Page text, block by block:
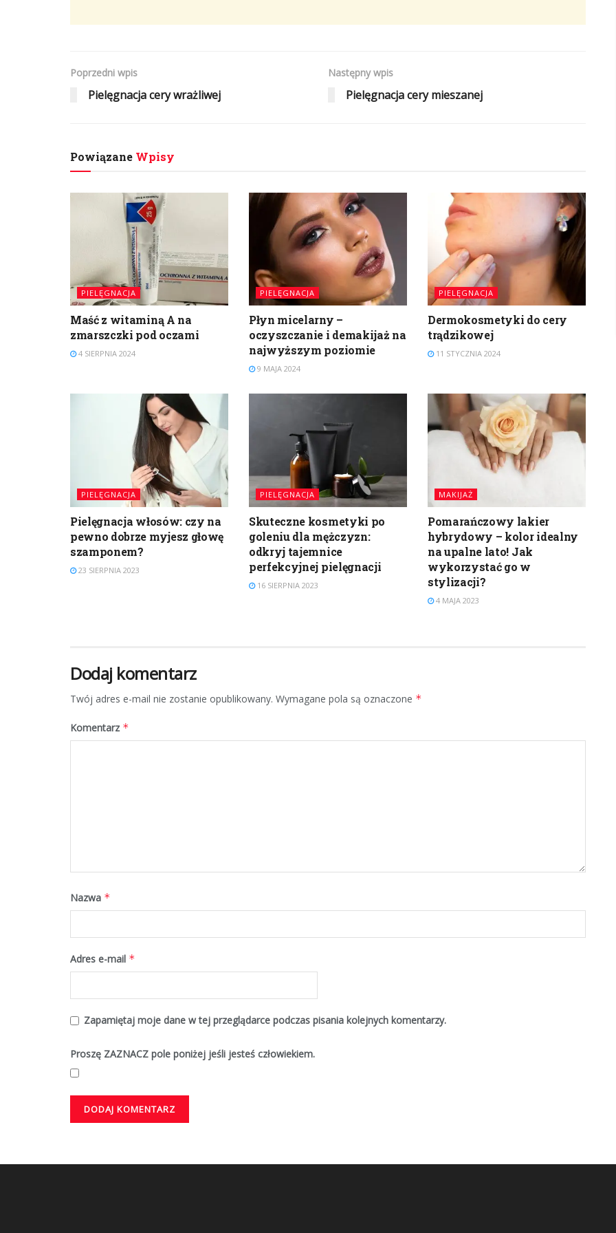
Poprzedni wpis
Pielęgnacja cery wrażliwej
Następny wpis
Pielęgnacja cery mieszanej
Powiązane Wpisy
PIELĘGNACJA
Maść z witaminą A na
zmarszczki pod oczami
4 SIERPNIA 2024
PIELĘGNACJA
Płyn micelarny –
oczyszczanie i demakijaż na
najwyższym poziomie
9 MAJA 2024
PIELĘGNACJA
Dermokosmetyki do cery
trądzikowej
11 STYCZNIA 2024
PIELĘGNACJA
Pielęgnacja włosów: czy na
pewno dobrze myjesz głowę
szamponem?
23 SIERPNIA 2023
PIELĘGNACJA
Skuteczne kosmetyki po
goleniu dla mężczyzn:
odkryj tajemnice
perfekcyjnej pielęgnacji
16 SIERPNIA 2023
MAKIJAŻ
Pomarańczowy lakier
hybrydowy – kolor idealny
na upalne lato! Jak
wykorzystać go w
stylizacji?
4 MAJA 2023
Dodaj komentarz
Twój adres e-mail nie zostanie opublikowany. Wymagane pola są oznaczone *
Komentarz *
Nazwa *
Adres e-mail *
Zapamiętaj moje dane w tej przeglądarce podczas pisania kolejnych komentarzy.
Proszę ZAZNACZ pole poniżej jeśli jesteś człowiekiem.